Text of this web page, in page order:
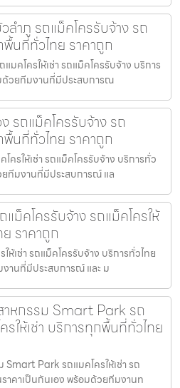
ลำภู รถแม็คโครรับจ้าง รถ
พื้นที่ทั่วไทย ราคาถูก
มคโครให้เช่า รถแม็คโครรับจ้าง บริการ
ด้วยทีมงานที่มีประสบการณ
รถแม็คโครรับจ้าง รถ
พื้นที่ทั่วไทย ราคาถูก
ครให้เช่า รถแม็คโครรับจ้าง บริการทั่ว
ยทีมงานที่มีประสบการณ์ แล
แม็คโครรับจ้าง รถแม็คโครให้
ราคาถูก
ห้เช่า รถแม็คโครรับจ้าง บริการทั่วไทย
านที่มีประสบการณ์ และ ม
าหกรรม Smart Park รถ
รให้เช่า บริการทุกพื้นที่ทั่วไทย
Smart Park รถแมคโครให้เช่า รถ
าคาเป็นกันเอง พร้อมด้วยทีมงานท